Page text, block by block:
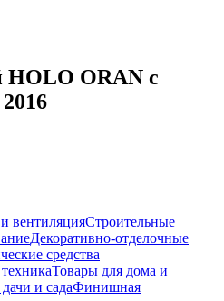
HOLO ORAN с
вентиляцияСтроительные
Декоративно-отделочные
средства
Товары для дома и
и садаФинишная